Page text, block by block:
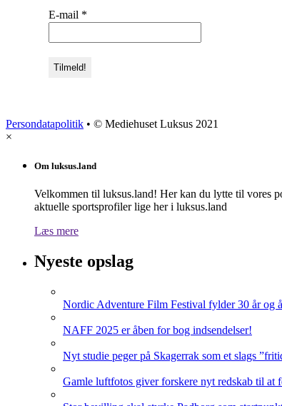
E-mail *
Persondatapolitik • © Mediehuset Luksus 2021
×
Om luksus.land
Velkommen til luksus.land! Her kan du lytte til vores
aktuelle sportsprofiler lige her i luksus.land
Læs mere
Nyeste opslag
Nordic Adventure Film Festival fylder 30 år og
NAFF 2025 er åben for bog indsendelser!
Nyt studie peger på Skagerrak som et slags
Gamle luftfotos giver forskere nyt redskab til at